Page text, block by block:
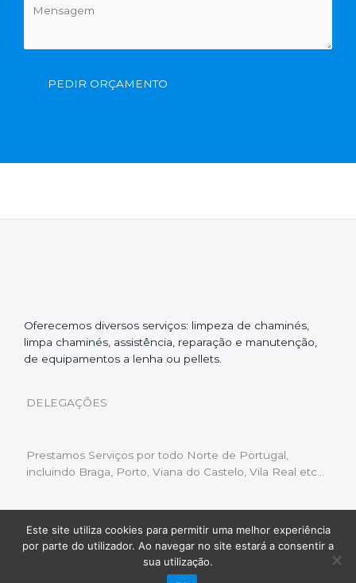
PEDIR ORÇAMENTO
Oferecemos diversos serviços: limpeza de chaminés,
limpa chaminés, assistência, reparação e manutenção,
de equipamentos a lenha ou pellets.
DELEGAÇÕES
Prestamos Serviços por todo Norte de Portugal,
incluindo Braga, Porto, Viana do Castelo, Vila Real etc…
Livro de Reclamações | Política de Privacidade
Copyright © 2022 Limpeza Chaminés | Desenvolvido
Fluxo Digital – a inovar a web
Este site utiliza cookies para permitir uma melhor experiência
por parte do utilizador. Ao navegar no site estará a consentir a
sua utilização.